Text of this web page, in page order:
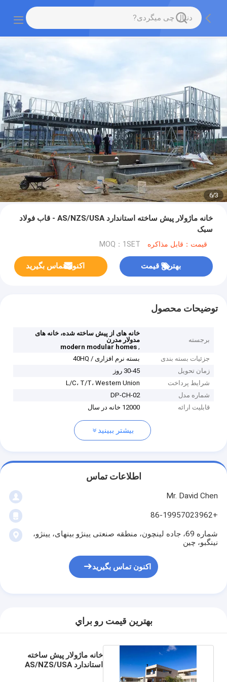
3
/
6
خانه ماژولار پیش ساخته استاندارد AS/NZS/USA - قاب فولاد
سبک
قیمت：قابل مذاکره MOQ：1SET
بهترین قیمت اکنون تماس بگیرید
توضیحات محصول
برجسته
خانه های از پیش ساخته شده، خانه های
مدولار مدرن
,
modern modular homes
جزئیات بسته بندی
بسته نرم افزاری / 40HQ
زمان تحویل
30-45 روز
شرایط پرداخت
L/C، T/T، Western Union
شماره مدل
DP-CH-02
قابلیت ارائه
12000 خانه در سال
بیشتر ببینید
اطلاعات تماس
Mr. David Chen
+86-19957023962
شماره 69، جاده لینچون، منطقه صنعتی یینژو بینهای، یینژو،
نینگبو، چین
اکنون تماس بگیرید
بهترين قيمت رو براي
خانه ماژولار پیش ساخته
استاندارد AS/NZS/USA